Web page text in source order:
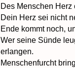
Des Menschen
Dein Herz sei nicht
Ende kommt noch,
Wer seine Sünde
erlangen.
Menschenfurcht